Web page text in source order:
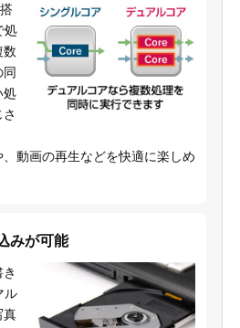
処
数
処
動画の再生などを快適に楽しめ
みが可能
ル
真